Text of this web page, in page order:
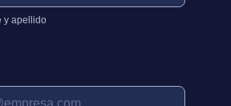
y apellido